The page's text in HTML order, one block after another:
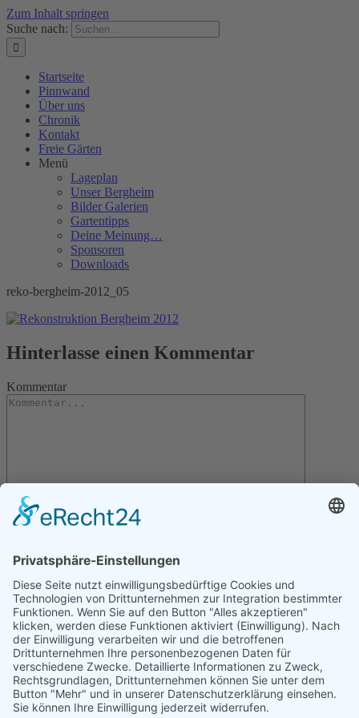
Zum Inhalt springen
Suche nach:
Startseite
Pinnwand
Über uns
Chronik
Kontakt
Freie Gärten
Menü
Lageplan
Unser Bergheim
Bilder Galerien
Gartentipps
Deine Meinung…
Sponsoren
Downloads
reko-bergheim-2012_05
Hinterlasse einen Kommentar
Kommentar
Letzte Artikel
Gartentipps für den November
Gartentipps für den Oktober
Gartentipps für den August
Gartentipps für den September
Gartentipps für den Juli